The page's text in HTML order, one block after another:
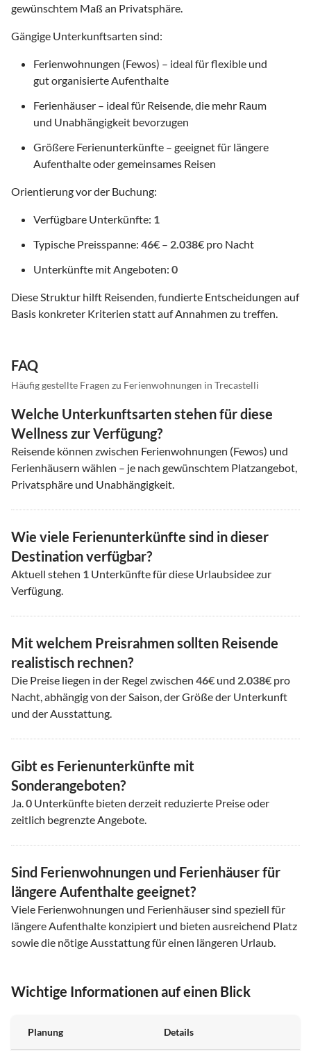
gewünschtem Maß an Privatsphäre.
Gängige Unterkunftsarten sind:
Ferienwohnungen (Fewos) – ideal für flexible und
gut organisierte Aufenthalte
Ferienhäuser – ideal für Reisende, die mehr Raum
und Unabhängigkeit bevorzugen
Größere Ferienunterkünfte – geeignet für längere
Aufenthalte oder gemeinsames Reisen
Orientierung vor der Buchung:
Verfügbare Unterkünfte: 1
Typische Preisspanne: 46€ – 2.038€ pro Nacht
Unterkünfte mit Angeboten: 0
Diese Struktur hilft Reisenden, fundierte Entscheidungen auf
Basis konkreter Kriterien statt auf Annahmen zu treffen.
FAQ
Häufig gestellte Fragen zu Ferienwohnungen in Trecastelli
Welche Unterkunftsarten stehen für diese
Wellness zur Verfügung?
Reisende können zwischen Ferienwohnungen (Fewos) und
Ferienhäusern wählen – je nach gewünschtem Platzangebot,
Privatsphäre und Unabhängigkeit.
Wie viele Ferienunterkünfte sind in dieser
Destination verfügbar?
Aktuell stehen 1 Unterkünfte für diese Urlaubsidee zur
Verfügung.
Mit welchem Preisrahmen sollten Reisende
realistisch rechnen?
Die Preise liegen in der Regel zwischen 46€ und 2.038€ pro
Nacht, abhängig von der Saison, der Größe der Unterkunft
und der Ausstattung.
Gibt es Ferienunterkünfte mit
Sonderangeboten?
Ja.0 Unterkünfte bieten derzeit reduzierte Preise oder
zeitlich begrenzte Angebote.
Sind Ferienwohnungen und Ferienhäuser für
längere Aufenthalte geeignet?
Viele Ferienwohnungen und Ferienhäuser sind speziell für
längere Aufenthalte konzipiert und bieten ausreichend Platz
sowie die nötige Ausstattung für einen längeren Urlaub.
Wichtige Informationen auf einen Blick
Planung Details